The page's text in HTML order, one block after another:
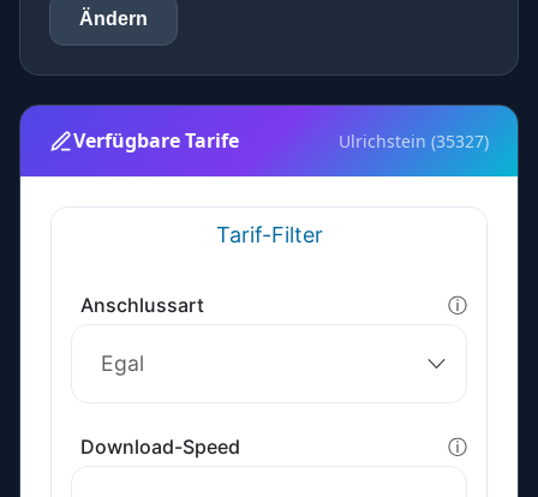
Ändern
Verfügbare Tarife Ulrichstein (35327)